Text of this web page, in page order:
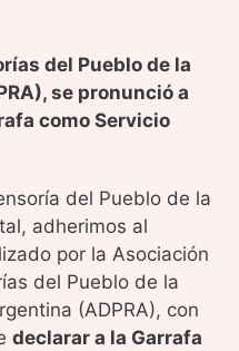
del Pueblo de la
se pronunció a
como Servicio
del Pueblo de la
adherimos al
por la Asociación
del Pueblo de la
(ADPRA), con
declarar a la Garrafa